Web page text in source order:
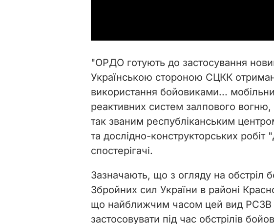
i
d
e
o
"ОРДО готують до застосування
Українською стороною СЦКК
використання бойовиками...
реактивних систем залпового
так званим республіканським
та дослідно-конструкторських робіт
спостерігачі.
Зазначають, що з огляду на обстріл
Збройних сил України в районі
що найближчим часом цей вид РСЗВ
застосовувати під час обстрілів